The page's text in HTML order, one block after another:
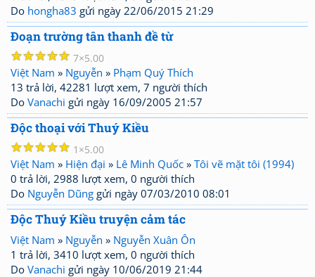
Do hongha83 gửi ngày 22/06/2015 21:29
Đoạn trường tân thanh đề từ
☆
☆
☆
☆
☆ 7 5.00
Việt Nam » Nguyễn » Phạm Quý Thích
13 trả lời, 42281 lượt xem, 7 người thích
Do Vanachi gửi ngày 16/09/2005 21:57
Độc thoại với Thuý Kiều
☆
☆
☆
☆
☆ 1 5.00
Việt Nam » Hiện đại » Lê Minh Quốc » Tôi vẽ mặt tôi (1994)
0 trả lời, 2988 lượt xem, 0 người thích
Do Nguyễn Dũng gửi ngày 07/03/2010 08:01
Độc Thuý Kiều truyện cảm tác
Việt Nam » Nguyễn » Nguyễn Xuân Ôn
1 trả lời, 3410 lượt xem, 0 người thích
Do Vanachi gửi ngày 10/06/2019 21:44